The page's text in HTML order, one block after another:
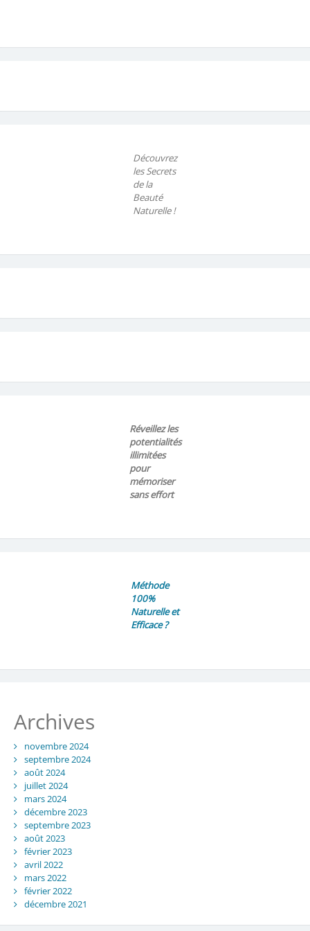
Découvrez
les Secrets
de la
Beauté
Naturelle !
Réveillez les
potentialités
illimitées
pour
mémoriser
sans effort
Méthode
100%
Naturelle et
Efficace ?
Archives
novembre 2024
septembre 2024
août 2024
juillet 2024
mars 2024
décembre 2023
septembre 2023
août 2023
février 2023
avril 2022
mars 2022
février 2022
décembre 2021